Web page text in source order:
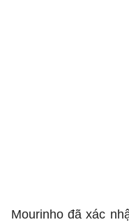
Mourinho đã xác